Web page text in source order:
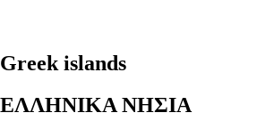
Greek islands
ΕΛΛΗΝΙΚΑ ΝΗΣΙΑ